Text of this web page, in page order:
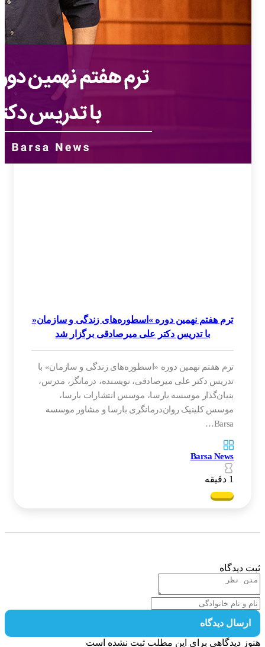
ترم هفتم نهمین دوره »اسطوره‌های زندگی و سازمان«
با تدریس دکتر علی میرصادقی برگزار شد
ترم هفتم نهمین دوره «اسطوره‌های زندگی و سازمان» با
تدریس دکتر علی میرصادقی، نویسنده، درمانگر، مدرس،
بنیان‌گذار موسسه بارسا، موسس انتشارات بارسا،
موسس کلینیک روان‌درمانگری بارسا و مشاور موسسه
Barsa…
Barsa News
دیدگاه
دیدگاه
دیدگاهی برای این مطلب ثبت نشده است